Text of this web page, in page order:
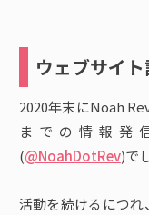
ウェブサイ
2020年末にNoah
までの情報発
(@NoahDotRev)で
活動を続けるにつ